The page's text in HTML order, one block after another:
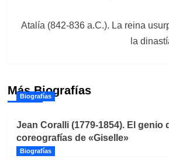
Atalía (842-836 a.C.). La reina
la
Más Biografías
Biografías
Jean Coralli (1779-1854). El genio
coreografías de «Giselle»
Biografías